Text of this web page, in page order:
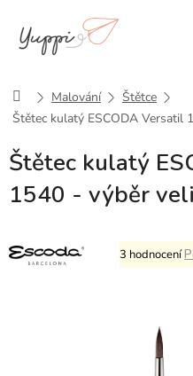
obsah
DomůMalování
Štětce
Štětec kulatý ESCODA Versatil
Štětec kulatý
1540 - výběr
Průměrné
hodnocení
hvězdiček.
3 hodnocení